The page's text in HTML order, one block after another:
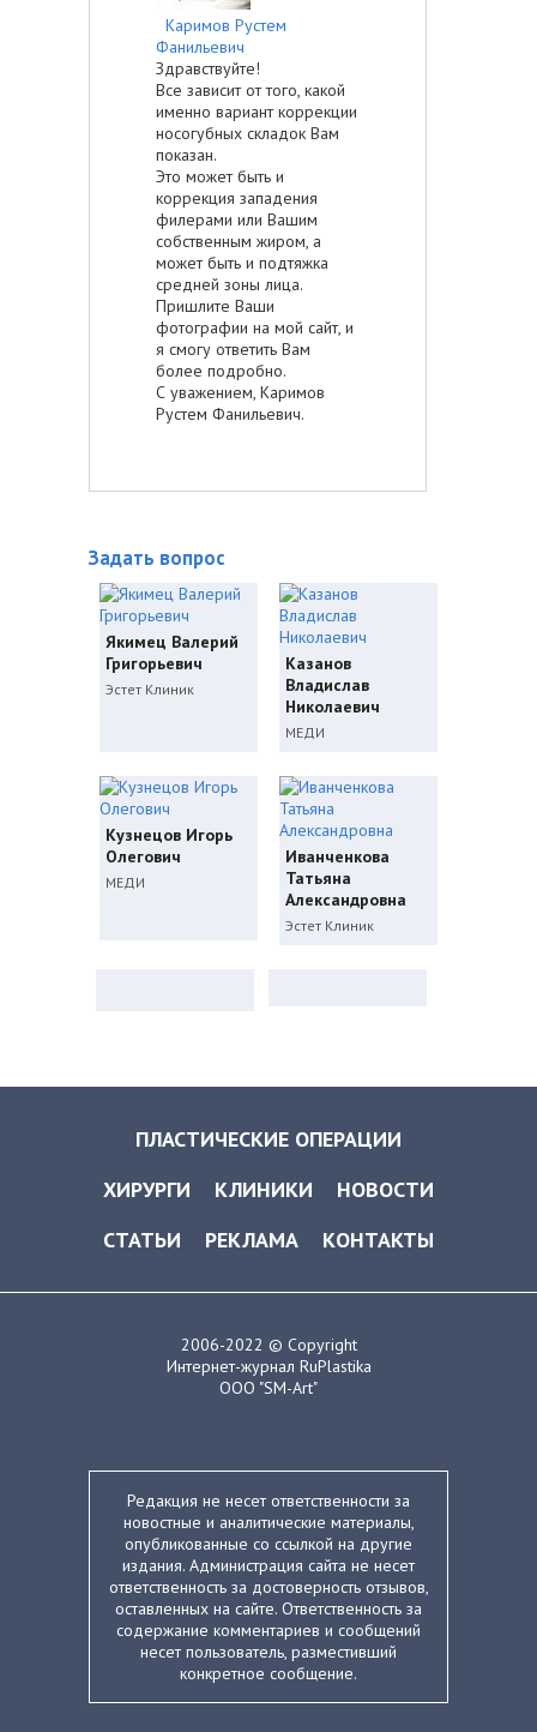
Каримов Рустем
Фанильевич
Здравствуйте!
Все зависит от того, какой
именно вариант коррекции
носогубных складок Вам
показан.
Это может быть и
коррекция западения
филерами или Вашим
собственным жиром, а
может быть и подтяжка
средней зоны лица.
Пришлите Ваши
фотографии на мой сайт, и
я смогу ответить Вам
более подробно.
С уважением, Каримов
Рустем Фанильевич.
Задать вопрос
Якимец Валерий
Григорьевич
Эстет Клиник
Казанов
Владислав
Николаевич
МЕДИ
Кузнецов Игорь
Олегович
МЕДИ
Иванченкова
Татьяна
Александровна
Эстет Клиник
ПЛАСТИЧЕСКИЕ ОПЕРАЦИИ
ХИРУРГИ
КЛИНИКИ
НОВОСТИ
СТАТЬИ
РЕКЛАМА КОНТАКТЫ
2006-2022 © Copyright
Интернет-журнал RuPlastika
ООО "SM-Art"
Редакция не несет ответственности за
новостные и аналитические материалы,
опубликованные со ссылкой на другие
издания. Администрация сайта не несет
ответственность за достоверность отзывов,
оставленных на сайте. Ответственность за
содержание комментариев и сообщений
несет пользователь, разместивший
конкретное сообщение.